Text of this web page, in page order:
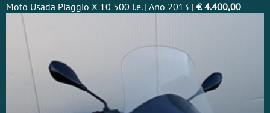
Moto Usada Piaggio X 10 500 i.e. | Ano 2013 | € 4.400,00